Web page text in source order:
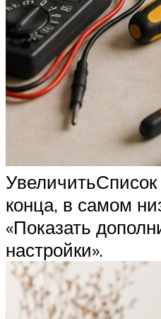
конца, в самом
«Показать
настройки».